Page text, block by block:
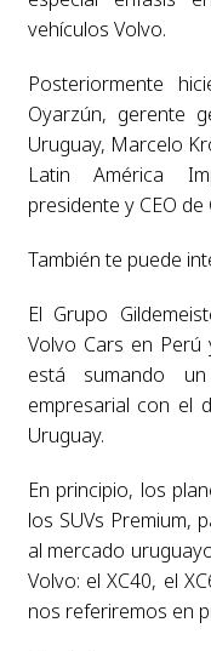
vehículos Volvo.
Posteriormente
Oyarzún, gerente
Uruguay, Marcelo
Latin América
presidente y CEO de
También te puede
El Grupo
Volvo Cars en
está sumando
empresarial con el
Uruguay.
En principio, los
los SUVs Premium,
al mercado
Volvo: el XC40, el
nos referiremos en